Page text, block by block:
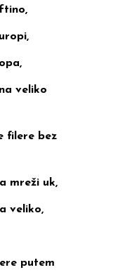
veliko
filere bez
mreži uk,
veliko,
putem